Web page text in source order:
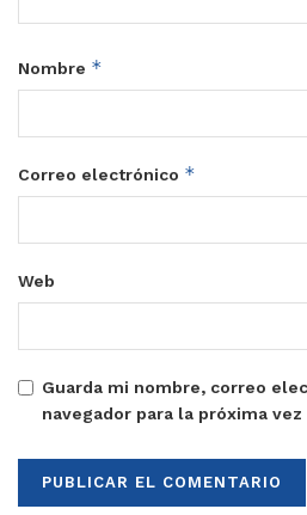
Nombre *
Correo electrónico *
Web
Guarda mi nombre, correo
navegador para la próxima